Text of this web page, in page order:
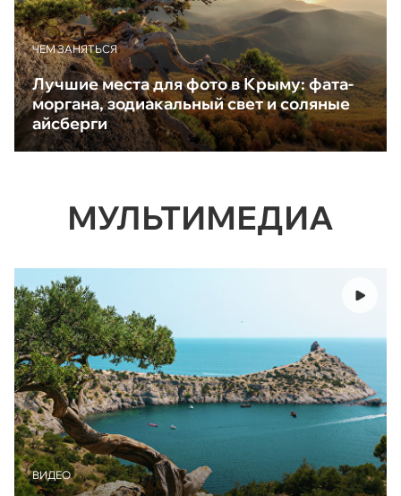
ЧЕМ ЗАНЯТЬСЯ
Лучшие места для фото в Крыму: фата-
моргана, зодиакальный свет и соляные
айсберги
МУЛЬТИМЕДИА
ВИДЕО